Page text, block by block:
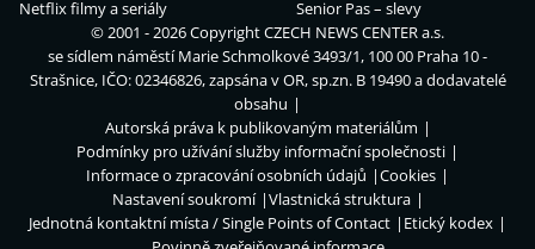
Netflix filmy a seriály
Senior Pas – slevy
© 2001 - 2026 CopyrightCZECH NEWS CENTER a.s.
se sídlem náměstí Marie Schmolkové 3493/1, 100 00 Praha 10 -
Strašnice, IČO: 02346826, zapsána v OR, sp.zn. B 19490 a dodavatelé
obsahu
Autorská práva k publikovaným materiálům
Podmínky pro užívání služby informační společnosti
Informace o zpracování osobních údajů
Cookies
Nastavení soukromí
Vlastnická struktura
Jednotná kontaktní místa / Single Points of Contact
Etický kodex